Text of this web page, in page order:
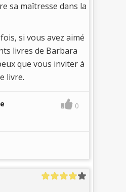
sa maîtresse dans la
si vous avez aimé
livres de Barbara
que vous inviter à
livre.
0